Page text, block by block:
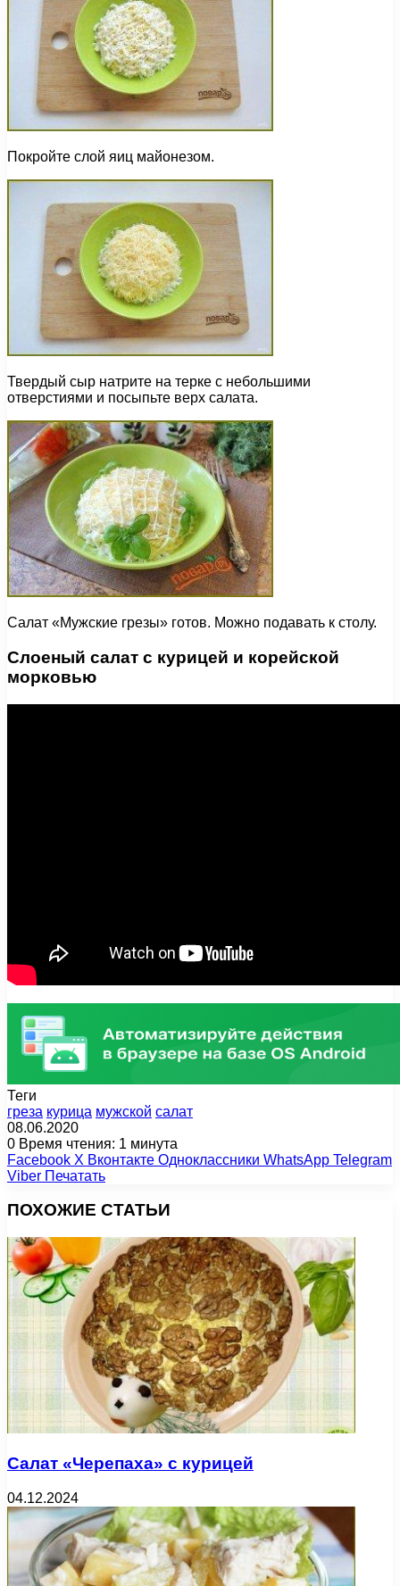
Покройте слой яиц майонезом.
Твердый сыр натрите на терке с небольшими
отверстиями и посыпьте верх салата.
Салат «Мужские грезы» готов. Можно подавать к столу.
Слоеный салат с курицей и корейской
морковью
Теги
греза курица мужской салат
08.06.2020
0 Время чтения: 1 минута
Facebook X Вконтакте Одноклассники WhatsApp Telegram
Viber Печатать
ПОХОЖИЕ СТАТЬИ
Салат «Черепаха» с курицей
04.12.2024